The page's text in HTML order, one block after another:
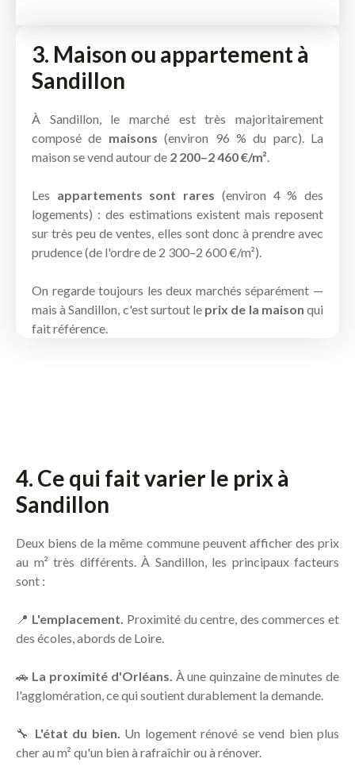
3. Maison ou appartement à
Sandillon
À Sandillon, le marché est très majoritairement
composé de maisons (environ 96 % du parc). La
maison se vend autour de 2 200–2 460 €/m².
Les appartements sont rares (environ 4 % des
logements) : des estimations existent mais reposent
sur très peu de ventes, elles sont donc à prendre avec
prudence (de l'ordre de 2 300–2 600 €/m²).
On regarde toujours les deux marchés séparément —
mais à Sandillon, c'est surtout le prix de la maison qui
fait référence.
4. Ce qui fait varier le prix à
Sandillon
Deux biens de la même commune peuvent afficher des prix
au m² très différents. À Sandillon, les principaux facteurs
sont :
📍 L'emplacement. Proximité du centre, des commerces et
des écoles, abords de Loire.
🚗 La proximité d'Orléans. À une quinzaine de minutes de
l'agglomération, ce qui soutient durablement la demande.
🔧 L'état du bien. Un logement rénové se vend bien plus
cher au m² qu'un bien à rafraîchir ou à rénover.